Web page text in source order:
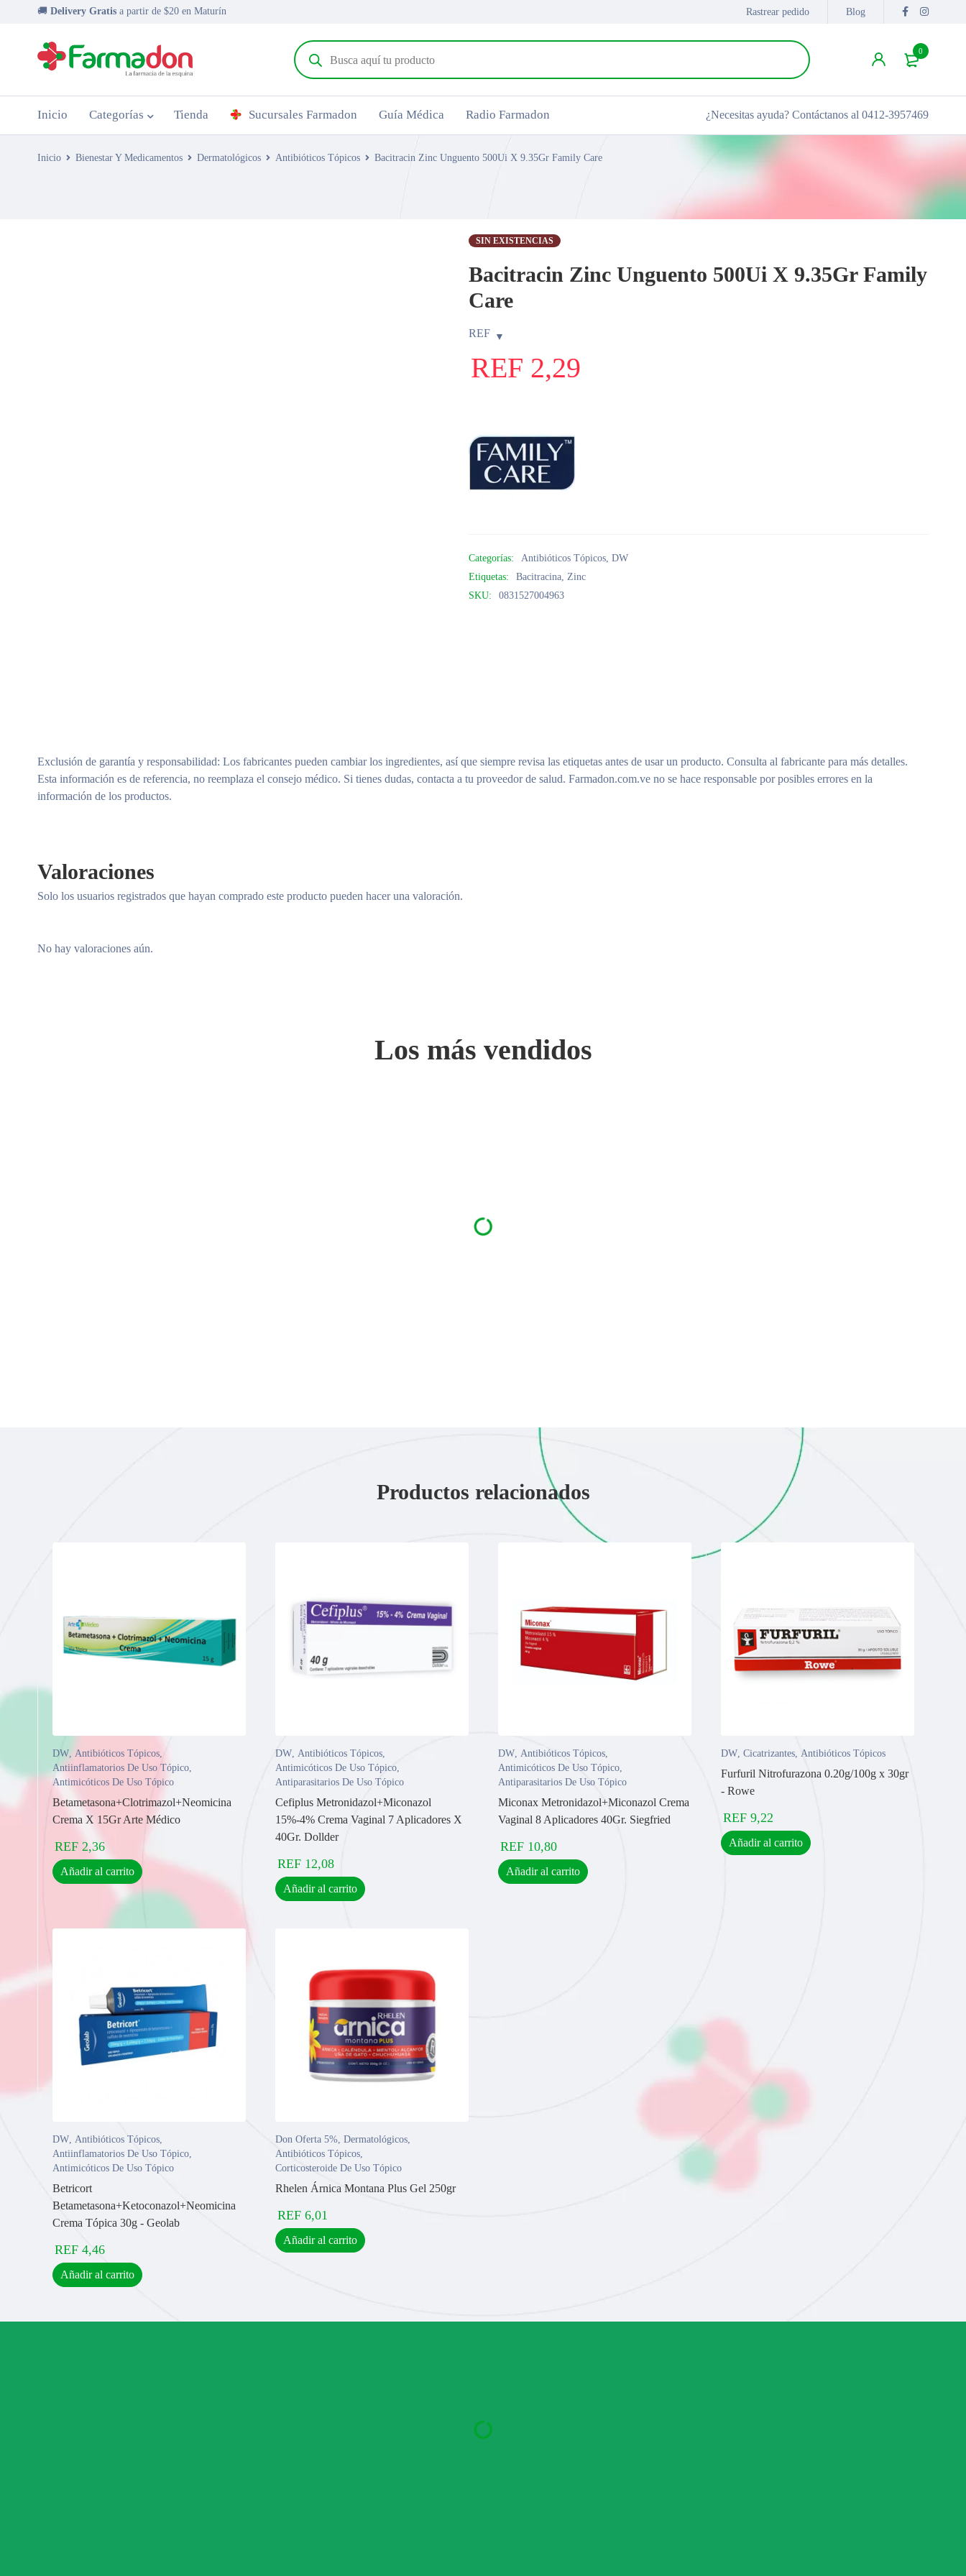
🚚 Delivery Gratis a partir de $20 en Maturín Rastrear pedido Blog
0
Inicio Categorías Tienda Sucursales Farmadon Guía Médica Radio Farmadon ¿Necesitas ayuda? Contáctanos al 0412-3957469
Inicio Bienestar Y Medicamentos Dermatológicos Antibióticos Tópicos Bacitracin Zinc Unguento 500Ui X 9.35Gr Family Care
SIN EXISTENCIAS
Bacitracin Zinc Unguento 500Ui X 9.35Gr Family
Care
REF
REF 2,29
Categorías: Antibióticos Tópicos,DW
Etiquetas:
Bacitracina,Zinc
SKU:
0831527004963
Exclusión de garantía y responsabilidad: Los fabricantes pueden cambiar los ingredientes, así que siempre revisa las etiquetas antes de usar un producto. Consulta al fabricante para más detalles.
Esta información es de referencia, no reemplaza el consejo médico. Si tienes dudas, contacta a tu proveedor de salud. Farmadon.com.ve no se hace responsable por posibles errores en la
información de los productos.
Valoraciones
No hay valoraciones aún.
Solo los usuarios registrados que hayan comprado este producto pueden hacer una valoración.
Los más vendidos
Productos relacionados
DW, Antibióticos Tópicos,
Antiinflamatorios De Uso Tópico,
Antimicóticos De Uso Tópico
Betametasona+Clotrimazol+Neomicina
Crema X 15Gr Arte Médico
REF 2,36
Añadir al carrito
DW, Antibióticos Tópicos,
Antimicóticos De Uso Tópico,
Antiparasitarios De Uso Tópico
Cefiplus Metronidazol+Miconazol
15%-4% Crema Vaginal 7 Aplicadores X
40Gr. Dollder
REF 12,08
Añadir al carrito
DW, Antibióticos Tópicos,
Antimicóticos De Uso Tópico,
Antiparasitarios De Uso Tópico
Miconax Metronidazol+Miconazol Crema
Vaginal 8 Aplicadores 40Gr. Siegfried
REF 10,80
Añadir al carrito
DW, Cicatrizantes, Antibióticos Tópicos
Furfuril Nitrofurazona 0.20g/100g x 30gr
- Rowe
REF 9,22
Añadir al carrito
DW, Antibióticos Tópicos,
Antiinflamatorios De Uso Tópico,
Antimicóticos De Uso Tópico
Betricort
Betametasona+Ketoconazol+Neomicina
Crema Tópica 30g - Geolab
REF 4,46
Añadir al carrito
Don Oferta 5%, Dermatológicos,
Antibióticos Tópicos,
Corticosteroide De Uso Tópico
Rhelen Árnica Montana Plus Gel 250gr
REF 6,01
Añadir al carrito